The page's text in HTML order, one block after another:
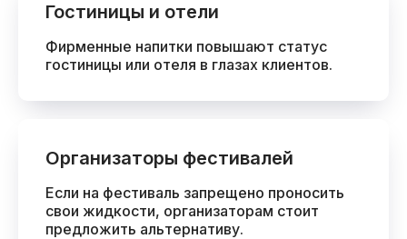
Гостиницы и отели
Фирменные напитки повышают статус
гостиницы или отеля в глазах клиентов.
Организаторы фестивалей
Если на фестиваль запрещено проносить
свои жидкости, организаторам стоит
предложить альтернативу.